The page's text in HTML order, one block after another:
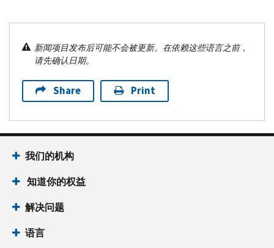
新闻项目发布后可能不会被更新。在依赖这些语言之前，
请先确认日期。
Share Print
我们的机构
知道你的权益
解决问题
语言